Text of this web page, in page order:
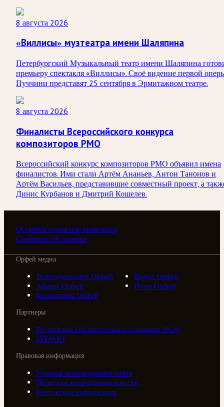
8 августа 2026
«Виллисы» музтеатра имени Шаляпина
Петербургский Музыкальный театр имени Шаляпина
премьеру спектакля «Виллисы». Своё видение первой
Пуччини представят 25 сентября в Эрмитажном театре.
8 августа 2026
Финалисты Всероссийского конкурса
композиторов РМО
Всероссийский конкурс композиторов РМО объявил имена
финалистов. Ими стали Артём Ананьев, Антон Танонов и
Артём Васильев, представившие совместный проект, а
Динис Курбанов и Дмитрий Кошелев.
Оставить отзыв или пожелание
Сообщить об ошибке
Орфей медиа
Телерадиоцентр Орфей
Видео Орфей
Афиша Орфей
Ноты Орфей
Коллективы Орфей
Партнеры
Российская библиотечная ассоциация (РБА)
///ТРАКТ
Правовая информация
Условия использования сайта
Политика конфиденциальности
Контактная информация